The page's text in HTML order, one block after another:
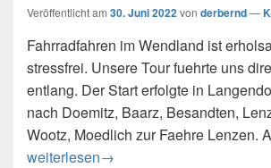
Veröffentlicht am 30. Juni 2022von derbernd—
Fahrradfahren im Wendland ist
stressfrei. Unsere Tour fuehrte uns
entlang. Der Start erfolgte in
nach Doemitz, Baarz, Besandten,
Wootz, Moedlich zur Faehre Lenzen.
„Lenzenrunde“ mit Elbueberquerung,
weiterlesen→